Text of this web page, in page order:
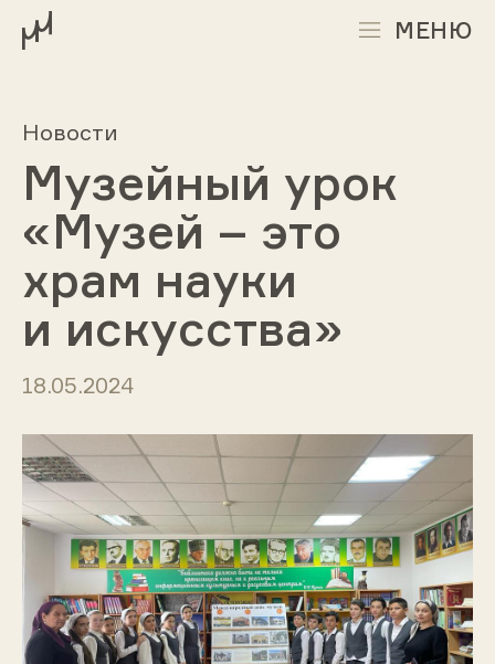
МЕНЮ
Новости
Музейный урок
«Музей – это
храм науки
и искусства»
18.05.2024